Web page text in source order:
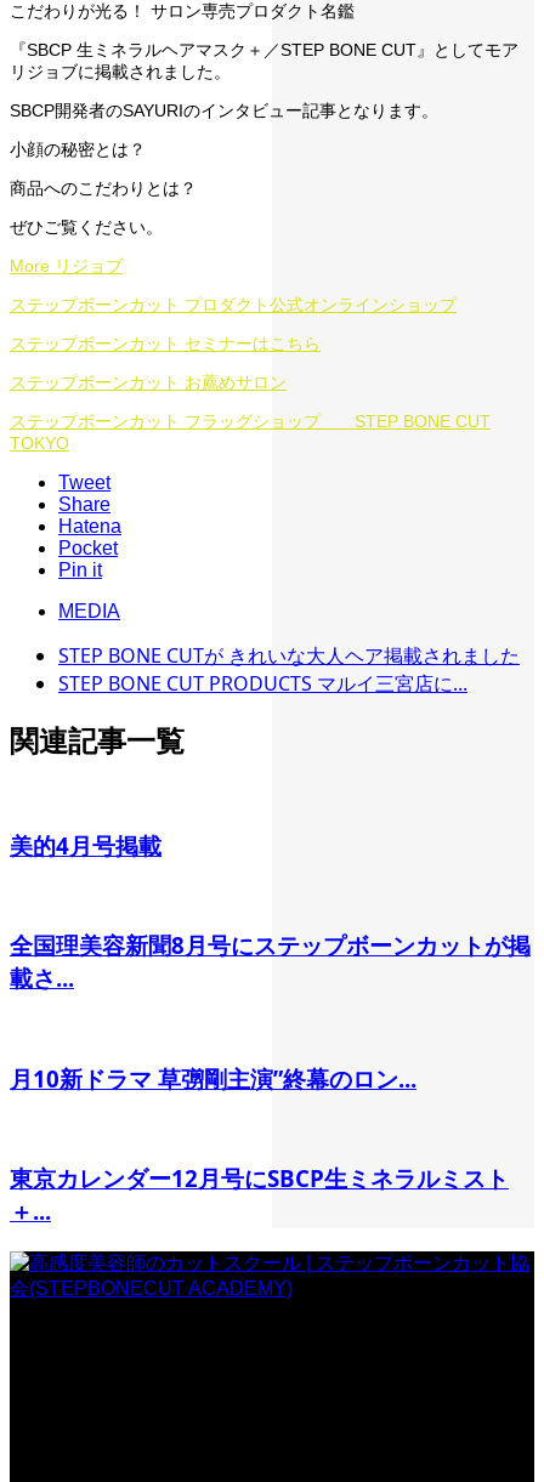
こだわりが光る！ サロン専売プロダクト名鑑
『SBCP 生ミネラルヘアマスク＋／STEP BONE CUT』としてモア
リジョブに掲載されました。
SBCP開発者のSAYURIのインタビュー記事となります。
小顔の秘密とは？
商品へのこだわりとは？
ぜひご覧ください。
More リジョブ
ステップボーンカット プロダクト公式オンラインショップ
ステップボーンカット セミナーはこちら
ステップボーンカット お薦めサロン
ステップボーンカット フラッグショップ STEP BONE CUT
TOKYO
Tweet
Share
Hatena
Pocket
Pin it
MEDIA
STEP BONE CUTが きれいな大人ヘア掲載されました
STEP BONE CUT PRODUCTS マルイ三宮店に...
関連記事一覧
美的4月号掲載
全国理美容新聞8月号にステップボーンカットが掲
載さ...
月10新ドラマ 草彅剛主演”終幕のロン...
東京カレンダー12月号にSBCP生ミネラルミスト
＋...